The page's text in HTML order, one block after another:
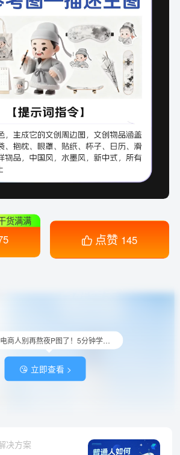
货满满
点赞 145
😘 立即查看 >
商人别再熬夜P图了！5分钟学会AI精修+溶图神技！
决方案